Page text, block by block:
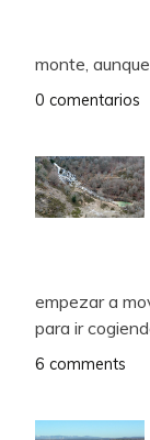
monte,
0 comentarios
empezar a
para ir
6 comments